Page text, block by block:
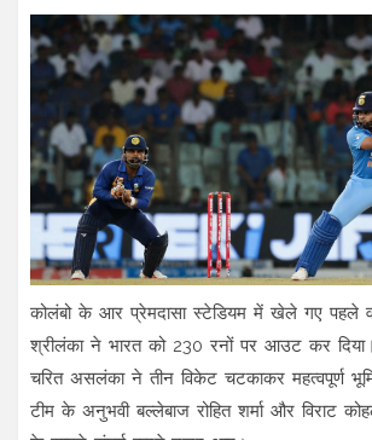
कोलंबो के आर प्रेमदासा स्टेडियम में खेले गए पहले
श्रीलंका ने भारत को 230 रनों पर आउट कर
चरित असलंका ने तीन विकेट चटकाकर महत्वपूर्ण
टीम के अनुभवी बल्लेबाज रोहित शर्मा और विराट